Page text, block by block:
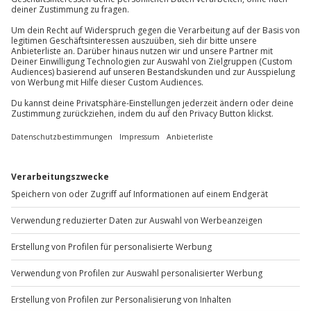
Hin- und Rückreise sind im Preis nicht inbegriffen
Zusatzkosten vor Ort anfallen können:
Early Check-In/Late Check-Out
Mitnahme von Hunden
außer an bundesweiten Feiertagen:
Mo-Fr: 8-20 Uhr | Sa: 10-16 Uhr
Du möchtest als Firma bestellen?
Sichere Dir attraktive Firmenkunden Vorteile.
Mo-Fr: 9-17 Uhr
www.b2b.jochen-schweizer.de/
Artikelnummer:61992